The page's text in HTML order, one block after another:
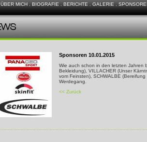
ÜBER MICH BIOGRAFIE BERICHTE GALERIE
Sponsoren 10.01.2015
Wie auch schon in den letzten Jahren
Bekleidung), VILLACHER (Unser
vom Feinsten), SCHWALBE
Werdegang.
<< Zurück